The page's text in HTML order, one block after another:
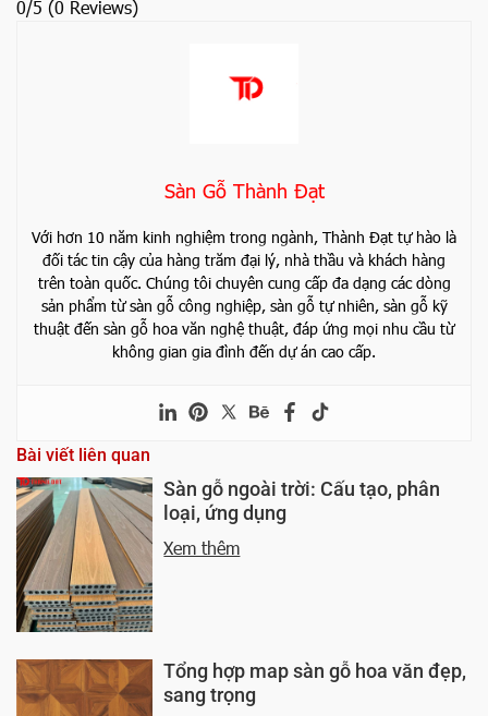
0/5 (0 Reviews)
Sàn Gỗ Thành Đạt
Với hơn 10 năm kinh nghiệm trong ngành, Thành Đạt tự hào là
đối tác tin cậy của hàng trăm đại lý, nhà thầu và khách hàng
trên toàn quốc. Chúng tôi chuyên cung cấp đa dạng các dòng
sản phẩm từ sàn gỗ công nghiệp, sàn gỗ tự nhiên, sàn gỗ kỹ
thuật đến sàn gỗ hoa văn nghệ thuật, đáp ứng mọi nhu cầu từ
không gian gia đình đến dự án cao cấp.
Bài viết liên quan
Sàn gỗ ngoài trời: Cấu tạo, phân
loại, ứng dụng
Xem thêm
Tổng hợp map sàn gỗ hoa văn đẹp,
sang trọng